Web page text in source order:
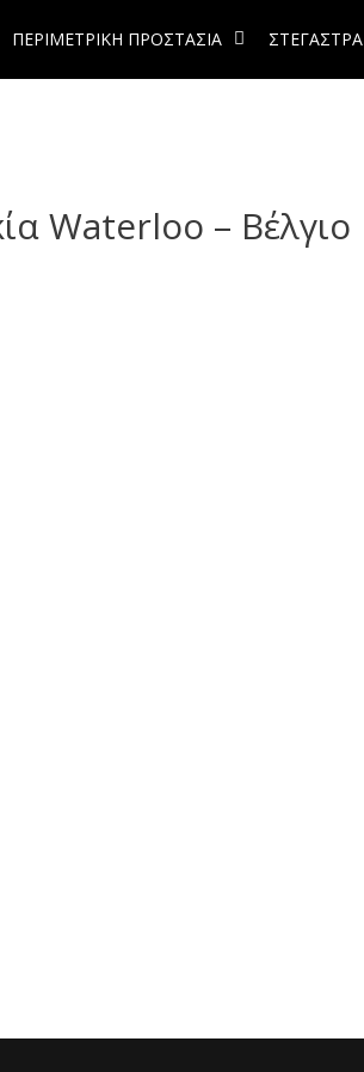
ΠΕΡΙΜΕΤΡΙΚΗ ΠΡΟΣΤΑΣΙΑ ΣΤΕΓΑΣΤΡΑ
Waterloo – Βέλγιο